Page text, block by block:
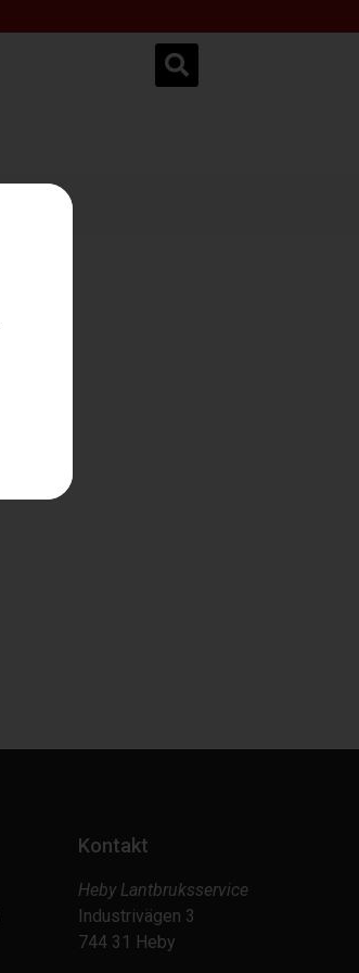
Kontakt
Heby Lantbruksservice
Industrivägen 3
744 31 Heby